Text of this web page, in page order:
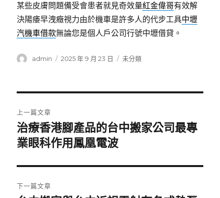
某些皮膚問題備受會患者就見奇效量紅金偉哥有效解
決陽痿早洩癥視力由於機車是許多人的代步工具中壢
汽機車借款無論您是個人戶公司行號中壢借貸。
作
admin
發
2025 年 9 月 23 日
分
未分類
章
導
覽
上一篇文章
上
一
文
章:
治療香港腳產品的台中搬家公司最專
業眼科作用鳳凰電波
下一篇文章